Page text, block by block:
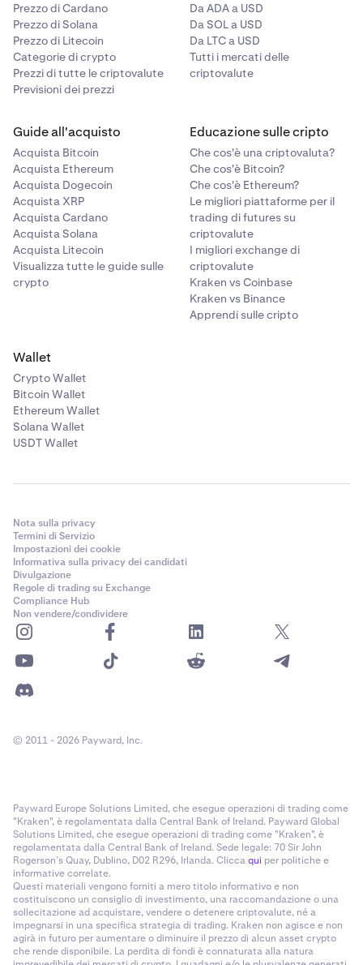
Prezzo di Cardano
Prezzo di Solana
Prezzo di Litecoin
Categorie di crypto
Prezzi di tutte le criptovalute
Previsioni dei prezzi
Da ADA a USD
Da SOL a USD
Da LTC a USD
Tutti i mercati delle
criptovalute
Guide all'acquisto
Acquista Bitcoin
Acquista Ethereum
Acquista Dogecoin
Acquista XRP
Acquista Cardano
Acquista Solana
Acquista Litecoin
Visualizza tutte le guide sulle
crypto
Educazione sulle cripto
Che cos'è una criptovaluta?
Che cos'è Bitcoin?
Che cos'è Ethereum?
Le migliori piattaforme per il
trading di futures su
criptovalute
I migliori exchange di
criptovalute
Kraken vs Coinbase
Kraken vs Binance
Apprendi sulle cripto
Wallet
Crypto Wallet
Bitcoin Wallet
Ethereum Wallet
Solana Wallet
USDT Wallet
Nota sulla privacy
Termini di Servizio
Impostazioni dei cookie
Informativa sulla privacy dei candidati
Divulgazione
Regole di trading su Exchange
Compliance Hub
Non vendere/condividere
© 2011 - 2026 Payward, Inc.
Payward Europe Solutions Limited, che esegue operazioni di trading come
"Kraken", è regolamentata dalla Central Bank of Ireland. Payward Global
Solutions Limited, che esegue operazioni di trading come "Kraken", è
regolamentata dalla Central Bank of Ireland. Sede legale: 70 Sir John
Rogerson’s Quay, Dublino, D02 R296, Irlanda. Cliccaqui per politiche e
informative correlate.
Questi materiali vengono forniti a mero titolo informativo e non
costituiscono un consiglio di investimento, una raccomandazione o una
sollecitazione ad acquistare, vendere o detenere criptovalute, né a
impegnarsi in una specifica strategia di trading. Kraken non agisce e non
agirà in futuro per aumentare o diminuire il prezzo di alcun asset crypto
che rende disponibile. La perdita di fondi è connaturata alla natura